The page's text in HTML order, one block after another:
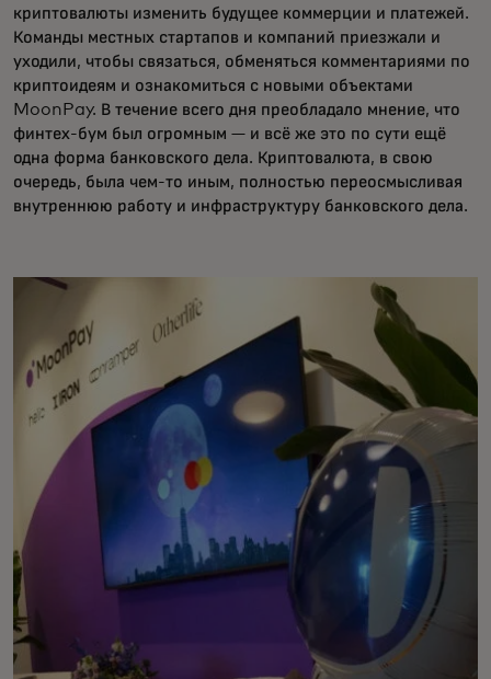
криптовалюты изменить будущее коммерции и платежей.
Команды местных стартапов и компаний приезжали и
уходили, чтобы связаться, обменяться комментариями по
криптоидеям и ознакомиться с новыми объектами
MoonPay. В течение всего дня преобладало мнение, что
финтех-бум был огромным — и всё же это по сути ещё
одна форма банковского дела. Криптовалюта, в свою
очередь, была чем-то иным, полностью переосмысливая
внутреннюю работу и инфраструктуру банковского дела.